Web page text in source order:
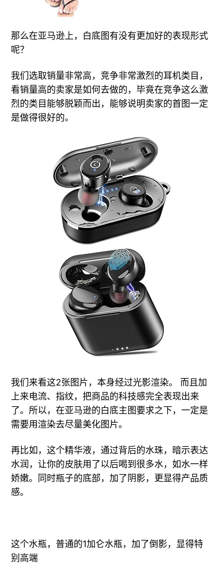
那么在亚马逊上，白底图有没有更加好的表现形式
呢？
我们选取销量非常高，竞争非常激烈的耳机类目，
看销量高的卖家是如何去做的，毕竟在竞争这么激
烈的类目能够脱颖而出，能够说明卖家的首图一定
是做得很好的。
我们来看这2张图片，本身经过光影渲染。 而且加
上来电流、指纹，把商品的科技感完全表现出来
了。所以，在亚马逊的白底主图要求之下，一定是
需要用渲染去尽量美化图片。
再比如，这个精华液，通过背后的水珠，暗示表达
水润，让你的皮肤用了以后喝到很多水，如水一样
娇嫩。同时瓶子的底部，加了阴影，更显得产品质
感。
这个水瓶，普通的1加仑水瓶，加了倒影，显得特
别高端